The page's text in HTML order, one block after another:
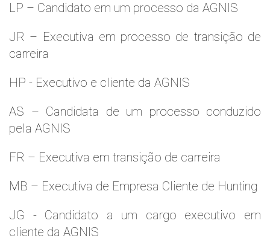
LP – Candidato em um processo da AGNIS
JR – Executiva em processo de transição de
carreira
HP - Executivo e cliente da AGNIS
AS – Candidata de um processo conduzido
pela AGNIS
FR – Executiva em transição de carreira
MB – Executiva de Empresa Cliente de Hunting
JG - Candidato a um cargo executivo em
cliente da AGNIS